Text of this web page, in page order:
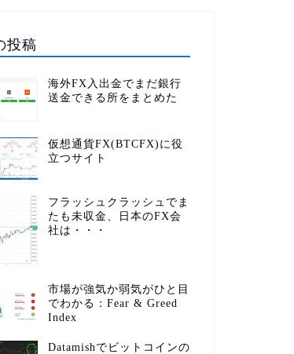
投稿
海外FX入出金でまだ銀行
送金できる所をまとめた
仮想通貨FX(BTCFX)に役
立つサイト
フラッシュクラッシュでま
たも未収金、日本のFX会
社は・・・
市場が強気か弱気がひと目
でわかる：Fear & Greed
Index
Datamishでビットコインの